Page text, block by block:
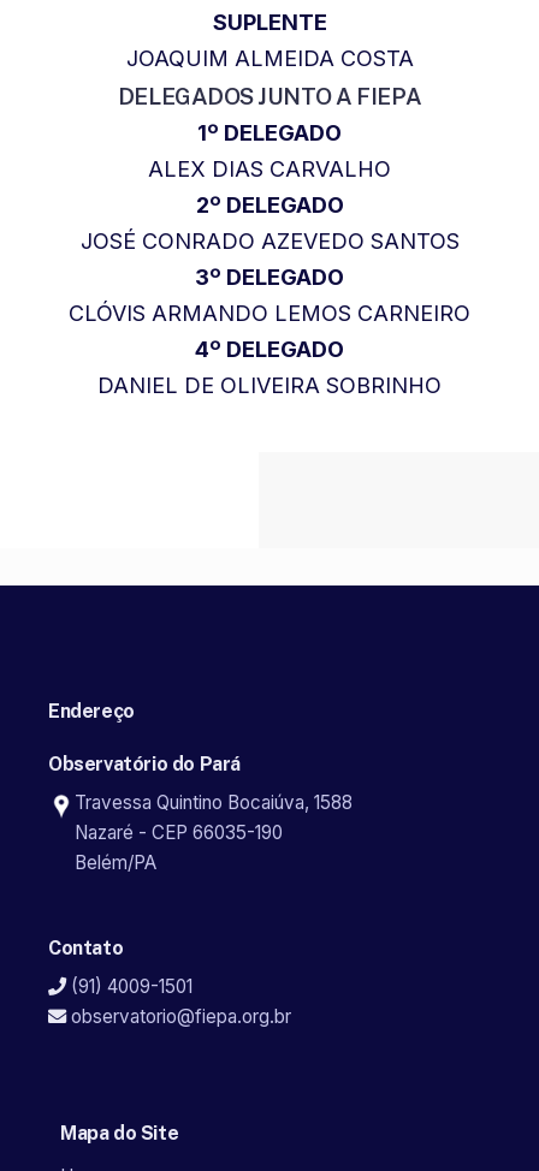
SUPLENTE
JOAQUIM ALMEIDA COSTA
DELEGADOS JUNTO A FIEPA
1º DELEGADO
ALEX DIAS CARVALHO
2º DELEGADO
JOSÉ CONRADO AZEVEDO SANTOS
3º DELEGADO
CLÓVIS ARMANDO LEMOS CARNEIRO
4º DELEGADO
DANIEL DE OLIVEIRA SOBRINHO
Endereço
Observatório do Pará
Travessa Quintino Bocaiúva, 1588
Nazaré - CEP 66035-190
Belém/PA
Contato
(91) 4009-1501
observatorio@fiepa.org.br
Mapa do Site